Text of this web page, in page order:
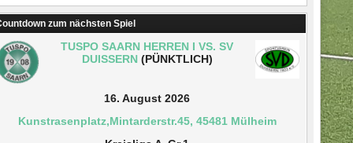
zum nächsten Spiel
TUSPO SAARN HERREN I VS. SV
DUISSERN(PÜNKTLICH)
16. August 2026
Kunstrasenplatz,Mintarderstr.45, 45481 Mülheim